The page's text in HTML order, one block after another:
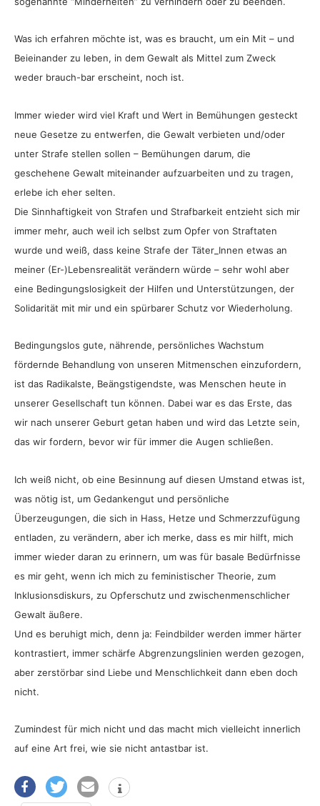
Was ich erfahren möchte ist, was es braucht, um ein Mit – und
Beieinander zu leben, in dem Gewalt als Mittel zum Zweck
weder brauch-bar erscheint, noch ist.
Immer wieder wird viel Kraft und Wert in Bemühungen gesteckt
neue Gesetze zu entwerfen, die Gewalt verbieten und/oder
unter Strafe stellen sollen – Bemühungen darum, die
geschehene Gewalt miteinander aufzuarbeiten und zu tragen,
erlebe ich eher selten.
Die Sinnhaftigkeit von Strafen und Strafbarkeit entzieht sich mir
immer mehr, auch weil ich selbst zum Opfer von Straftaten
wurde und weiß, dass keine Strafe der Täter_Innen etwas an
meiner (Er-)Lebensrealität verändern würde – sehr wohl aber
eine Bedingungslosigkeit der Hilfen und Unterstützungen, der
Solidarität mit mir und ein spürbarer Schutz vor Wiederholung.
Bedingungslos gute, nährende, persönliches Wachstum
fördernde Behandlung von unseren Mitmenschen einzufordern,
ist das Radikalste, Beängstigendste, was Menschen heute in
unserer Gesellschaft tun können. Dabei war es das Erste, das
wir nach unserer Geburt getan haben und wird das Letzte sein,
das wir fordern, bevor wir für immer die Augen schließen.
Ich weiß nicht, ob eine Besinnung auf diesen Umstand etwas ist,
was nötig ist, um Gedankengut und persönliche
Überzeugungen, die sich in Hass, Hetze und Schmerzzufügung
entladen, zu verändern, aber ich merke, dass es mir hilft, mich
immer wieder daran zu erinnern, um was für basale Bedürfnisse
es mir geht, wenn ich mich zu feministischer Theorie, zum
Inklusionsdiskurs, zu Opferschutz und zwischenmenschlicher
Gewalt äußere.
Und es beruhigt mich, denn ja: Feindbilder werden immer härter
kontrastiert, immer schärfe Abgrenzungslinien werden gezogen,
aber zerstörbar sind Liebe und Menschlichkeit dann eben doch
nicht.
Zumindest für mich nicht und das macht mich vielleicht innerlich
auf eine Art frei, wie sie nicht antastbar ist.